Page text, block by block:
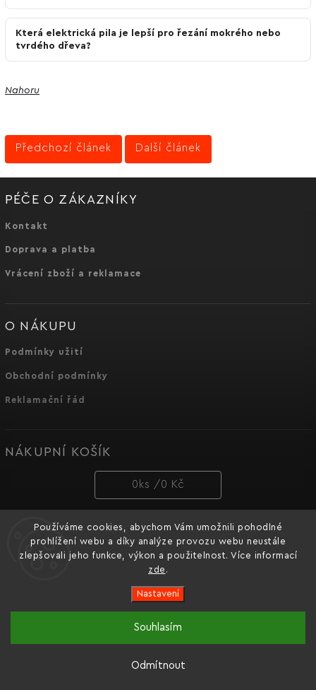
Používáme cookies, abychom Vám umožnili pohodlné
prohlížení webu a díky analýze provozu webu neustále
zlepšovali jeho funkce, výkon a použitelnost. Více informací
zde .
Nastavení
Odmítnout
Souhlasím
Oficiální e-shop značky nářadí Dnipro-M pro Česko a
Slovensko.
Která elektrická pila je lepší pro řezání mokrého nebo
tvrdého dřeva?
Nahoru
Předchozí článek Další článek
PÉČE O ZÁKAZNÍKY
Kontakt
Doprava a platba
Vrácení zboží a reklamace
O NÁKUPU
Podmínky užití
Obchodní podmínky
Reklamační řád
NÁKUPNÍ KOŠÍK
0 ks / 0 Kč
PŘIJÍMÁME ONLINE PLATBY